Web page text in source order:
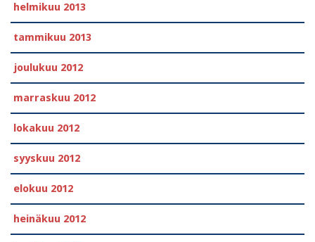
helmikuu 2013
tammikuu 2013
joulukuu 2012
marraskuu 2012
lokakuu 2012
syyskuu 2012
elokuu 2012
heinäkuu 2012